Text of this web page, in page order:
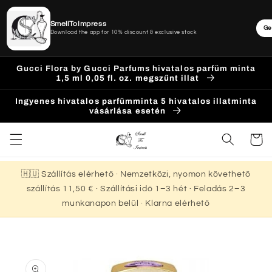
Ugrás a
tartalomhoz
Gucci Flora by Gucci Parfums hivatalos parfüm minta
1,5 ml 0,05 fl. oz. megszűnt illat
Ingyenes hivatalos parfümminta 5 hivatalos illatminta
vásárlása esetén
Kosár
🇭🇺 Szállítás elérhető · Nemzetközi, nyomon követhető
szállítás 11,50 € · Szállítási idő 1–3 hét · Feladás 2–3
munkanapon belül · Klarna elérhető
a
SmellToImpress
Download the app for 10% discount & exclusive stock